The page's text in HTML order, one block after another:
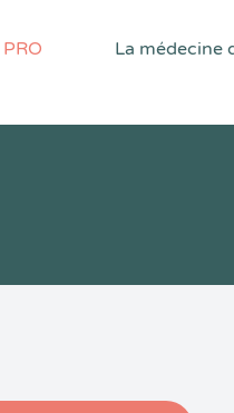
PRO La médecine